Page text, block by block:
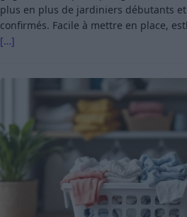
plus en plus de jardiniers débutants et
confirmés. Facile à mettre en place,
[…]